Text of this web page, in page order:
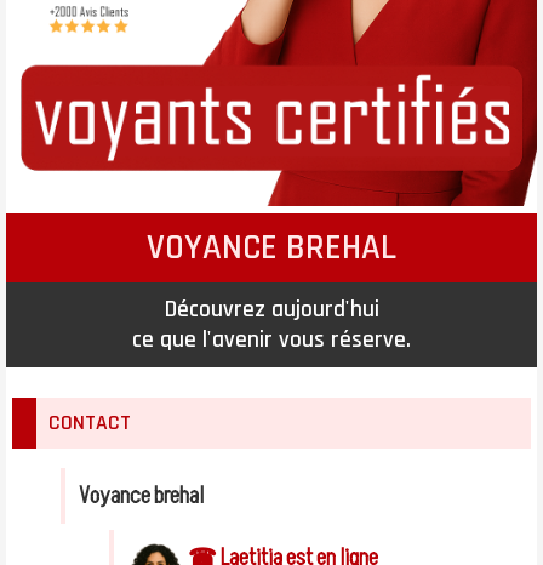
VOYANCE BREHAL
Découvrez aujourd'hui
ce que l'avenir vous réserve.
CONTACT
Voyance brehal
☎ Laetitia est en ligne